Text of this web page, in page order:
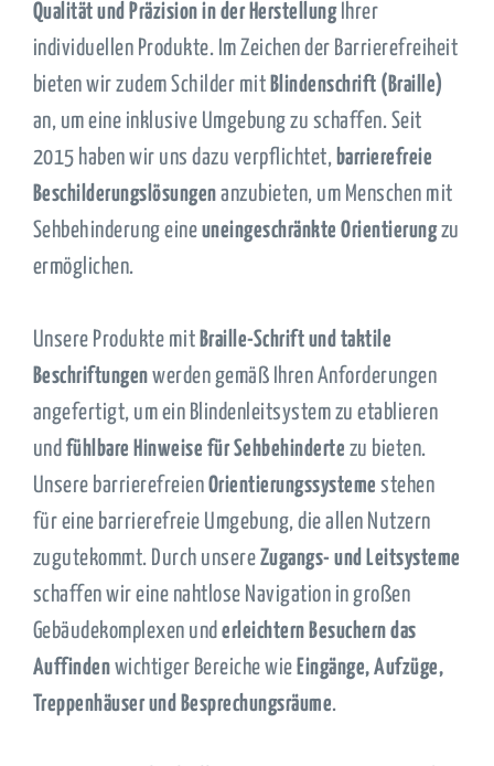
Qualität und Präzision in der HerstellungIhrer
individuellen Produkte. Im Zeichen der Barrierefreiheit
bieten wir zudem Schilder mit Blindenschrift (Braille)
an, um eine inklusive Umgebung zu schaffen. Seit
2015 haben wir uns dazu verpflichtet, barrierefreie
Beschilderungslösungen anzubieten, um Menschen mit
Sehbehinderung eine uneingeschränkte Orientierungzu
ermöglichen.
Unsere Produkte mit Braille-Schrift und taktile
Beschriftungen werden gemäß Ihren Anforderungen
angefertigt, um ein Blindenleitsystem zu etablieren
und fühlbare Hinweise für Sehbehinderte zu bieten.
Unsere barrierefreien Orientierungssysteme stehen
für eine barrierefreie Umgebung, die allen Nutzern
zugutekommt. Durch unsere Zugangs- und Leitsysteme
schaffen wir eine nahtlose Navigation in großen
Gebäudekomplexen underleichtern Besuchern das
Auffinden wichtiger Bereiche wie Eingänge, Aufzüge,
Treppenhäuser und Besprechungsräume.